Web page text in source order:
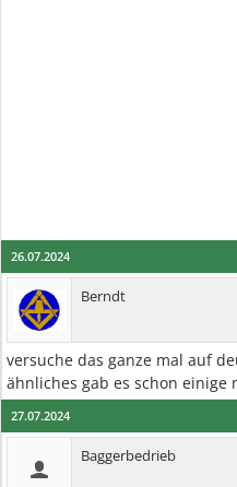
26.07.2024
Berndt
versuche das ganze mal auf
ähnliches gab es schon einige
27.07.2024
Baggerbedrieb